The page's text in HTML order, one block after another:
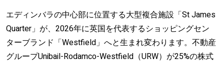
エディンバラの中心部に位置する大型複合施設「St James
Quarter」が、2026年に英国を代表するショッピングセン
ターブランド「Westfield」へと生まれ変わります。不動産
グループUnibail-Rodamco-Westfield（URW）が25%の株式